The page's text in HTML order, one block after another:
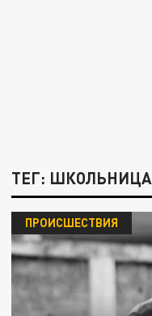
ТЕГ: ШКОЛЬНИЦА
ПРОИСШЕСТВИЯ